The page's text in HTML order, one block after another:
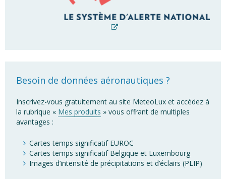
Besoin de données aéronautiques ?
Inscrivez-vous gratuitement au site MeteoLux et accédez à
la rubrique « Mes produits » vous offrant de multiples
avantages :
Cartes temps significatif EUROC
Cartes temps significatif Belgique et Luxembourg
Images d’intensité de précipitations et d’éclairs (PLIP)